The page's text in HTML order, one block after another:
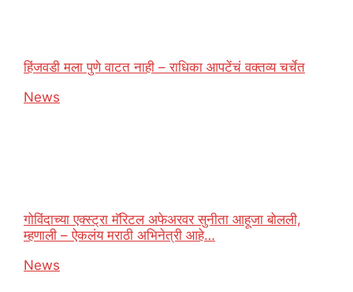
हिंजवडी मला पुणे वाटत नाही – राधिका आपटेंचं वक्तव्य चर्चेत
In relation to
News
गोविंदाच्या एक्स्ट्रा मॅरिटल अफेअरवर सुनीता आहूजा बोलली,
म्हणाली – ऐकलंय मराठी अभिनेत्री आहे…
In relation to
News